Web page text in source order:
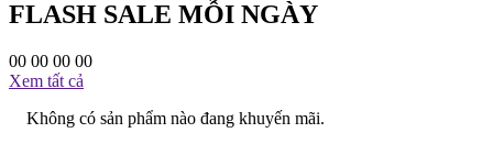
FLASH SALE MỖI NGÀY
00 00 00 00
Xem tất cả
Không có sản phẩm nào đang khuyến mãi.